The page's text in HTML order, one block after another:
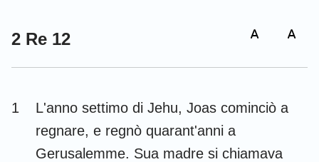
Ester Giobbe
Proverbi
2 Re 12
1
L'anno settimo di Jehu, Joas cominciò a
regnare, e regnò quarant'anni a
Gerusalemme. Sua madre si chiamava